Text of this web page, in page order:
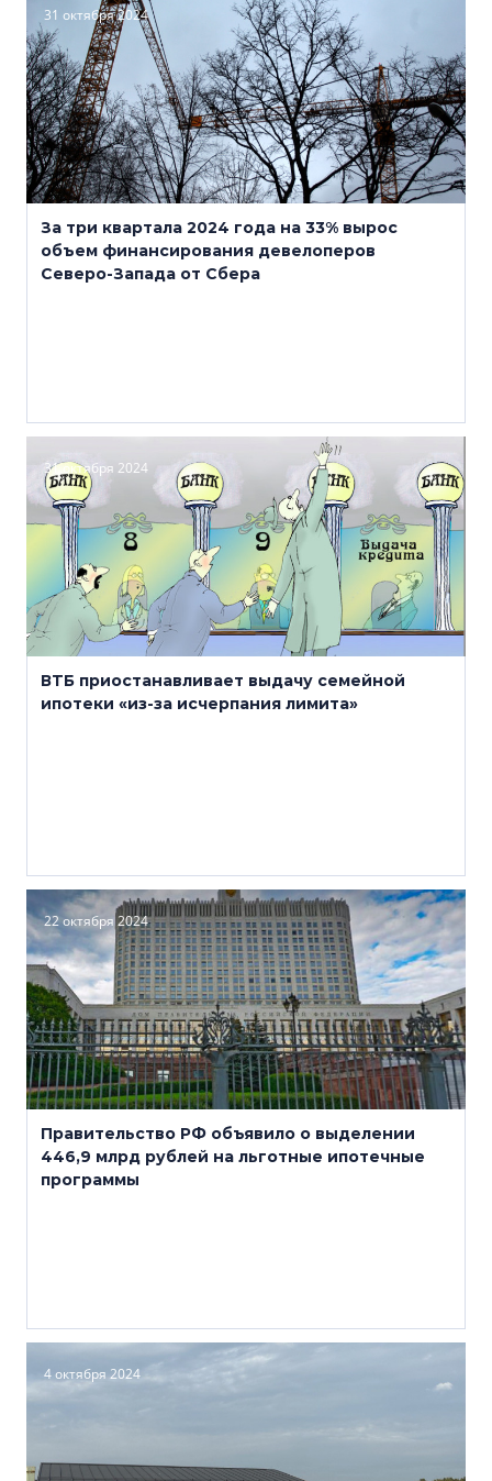
31 октября 2024
За три квартала 2024 года на 33% вырос
объем финансирования девелоперов
Северо-Запада от Сбера
31 октября 2024
ВТБ приостанавливает выдачу семейной
ипотеки «из-за исчерпания лимита»
22 октября 2024
Правительство РФ объявило о выделении
446,9 млрд рублей на льготные ипотечные
программы
4 октября 2024